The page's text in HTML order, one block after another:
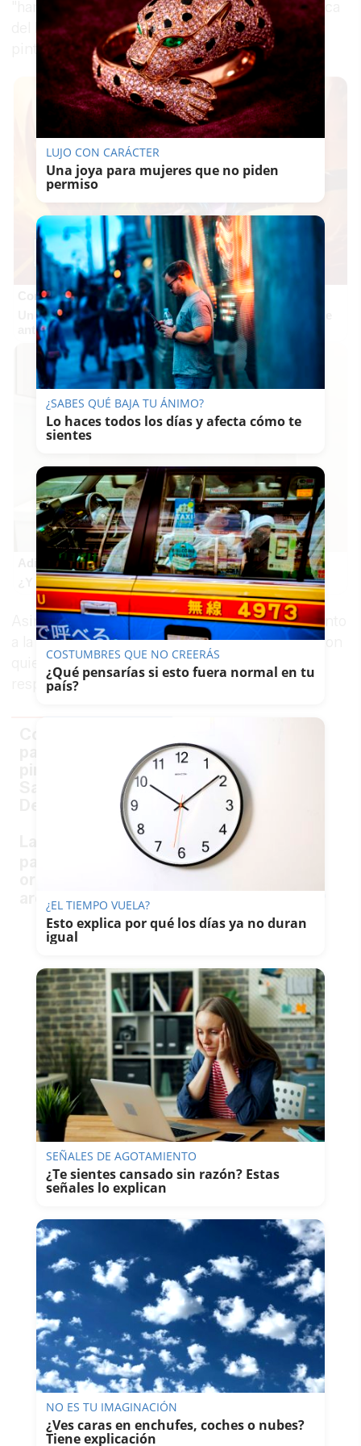
"han dañado la pintura rupestre más emblemática
Parque Natural de Despeñaperros, una
pintura rupestre con miles de años de historia".
Corepunk MMORPG
Un verdadero MMORPG de la vieja escuela ¡Cómo los de
antes, pero mejor!
Adiós a la cal del baño
¿Y si pudieras eliminar la cal del baño sin esfuerzo?
Asimismo, el Consistorio ha hecho un llamamiento
a la colaboración ciudadana para "intentar dar con
quien ha cometido éste terrible acto" y depurar
responsabilidades.
patrimonio histórico que ha sufrido la
pintura rupestre conocida como Las
Sacerdotisas en el Parque Natural de
Despeñaperros.
@CulturaANDactuará de emergencia
para intentar recuperar su estado
arqueólogospic.twitter.com/M8nHDroejP
LUJO CON CARÁCTER
Una joya para mujeres que no piden
permiso
¿SABES QUÉ BAJA TU ÁNIMO?
Lo haces todos los días y afecta cómo te
sientes
COSTUMBRES QUE NO CREERÁS
¿Qué pensarías si esto fuera normal en tu
país?
¿EL TIEMPO VUELA?
Esto explica por qué los días ya no duran
igual
SEÑALES DE AGOTAMIENTO
¿Te sientes cansado sin razón? Estas
señales lo explican
NO ES TU IMAGINACIÓN
¿Ves caras en enchufes, coches o nubes?
Tiene explicación